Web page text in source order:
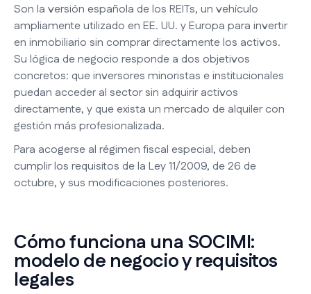
Son la versión española de los REITs, un vehículo
ampliamente utilizado en EE. UU. y Europa para invertir
en inmobiliario sin comprar directamente los activos.
Su lógica de negocio responde a dos objetivos
concretos: que inversores minoristas e institucionales
puedan acceder al sector sin adquirir activos
directamente, y que exista un mercado de alquiler con
gestión más profesionalizada.
Para acogerse al régimen fiscal especial, deben
cumplir los requisitos de la Ley 11/2009, de 26 de
octubre, y sus modificaciones posteriores.
Cómo funciona una SOCIMI:
modelo de negocio y requisitos
legales